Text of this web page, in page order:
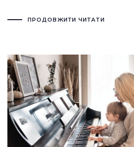
ПРОДОВЖИТИ ЧИТАТИ